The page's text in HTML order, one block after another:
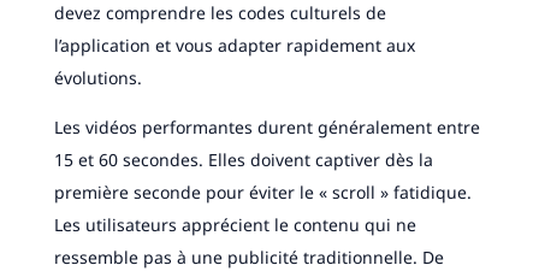
devez comprendre les codes culturels de
l’application et vous adapter rapidement aux
évolutions.
Les vidéos performantes durent généralement entre
15 et 60 secondes. Elles doivent captiver dès la
première seconde pour éviter le « scroll » fatidique.
Les utilisateurs apprécient le contenu qui ne
ressemble pas à une publicité traditionnelle. De